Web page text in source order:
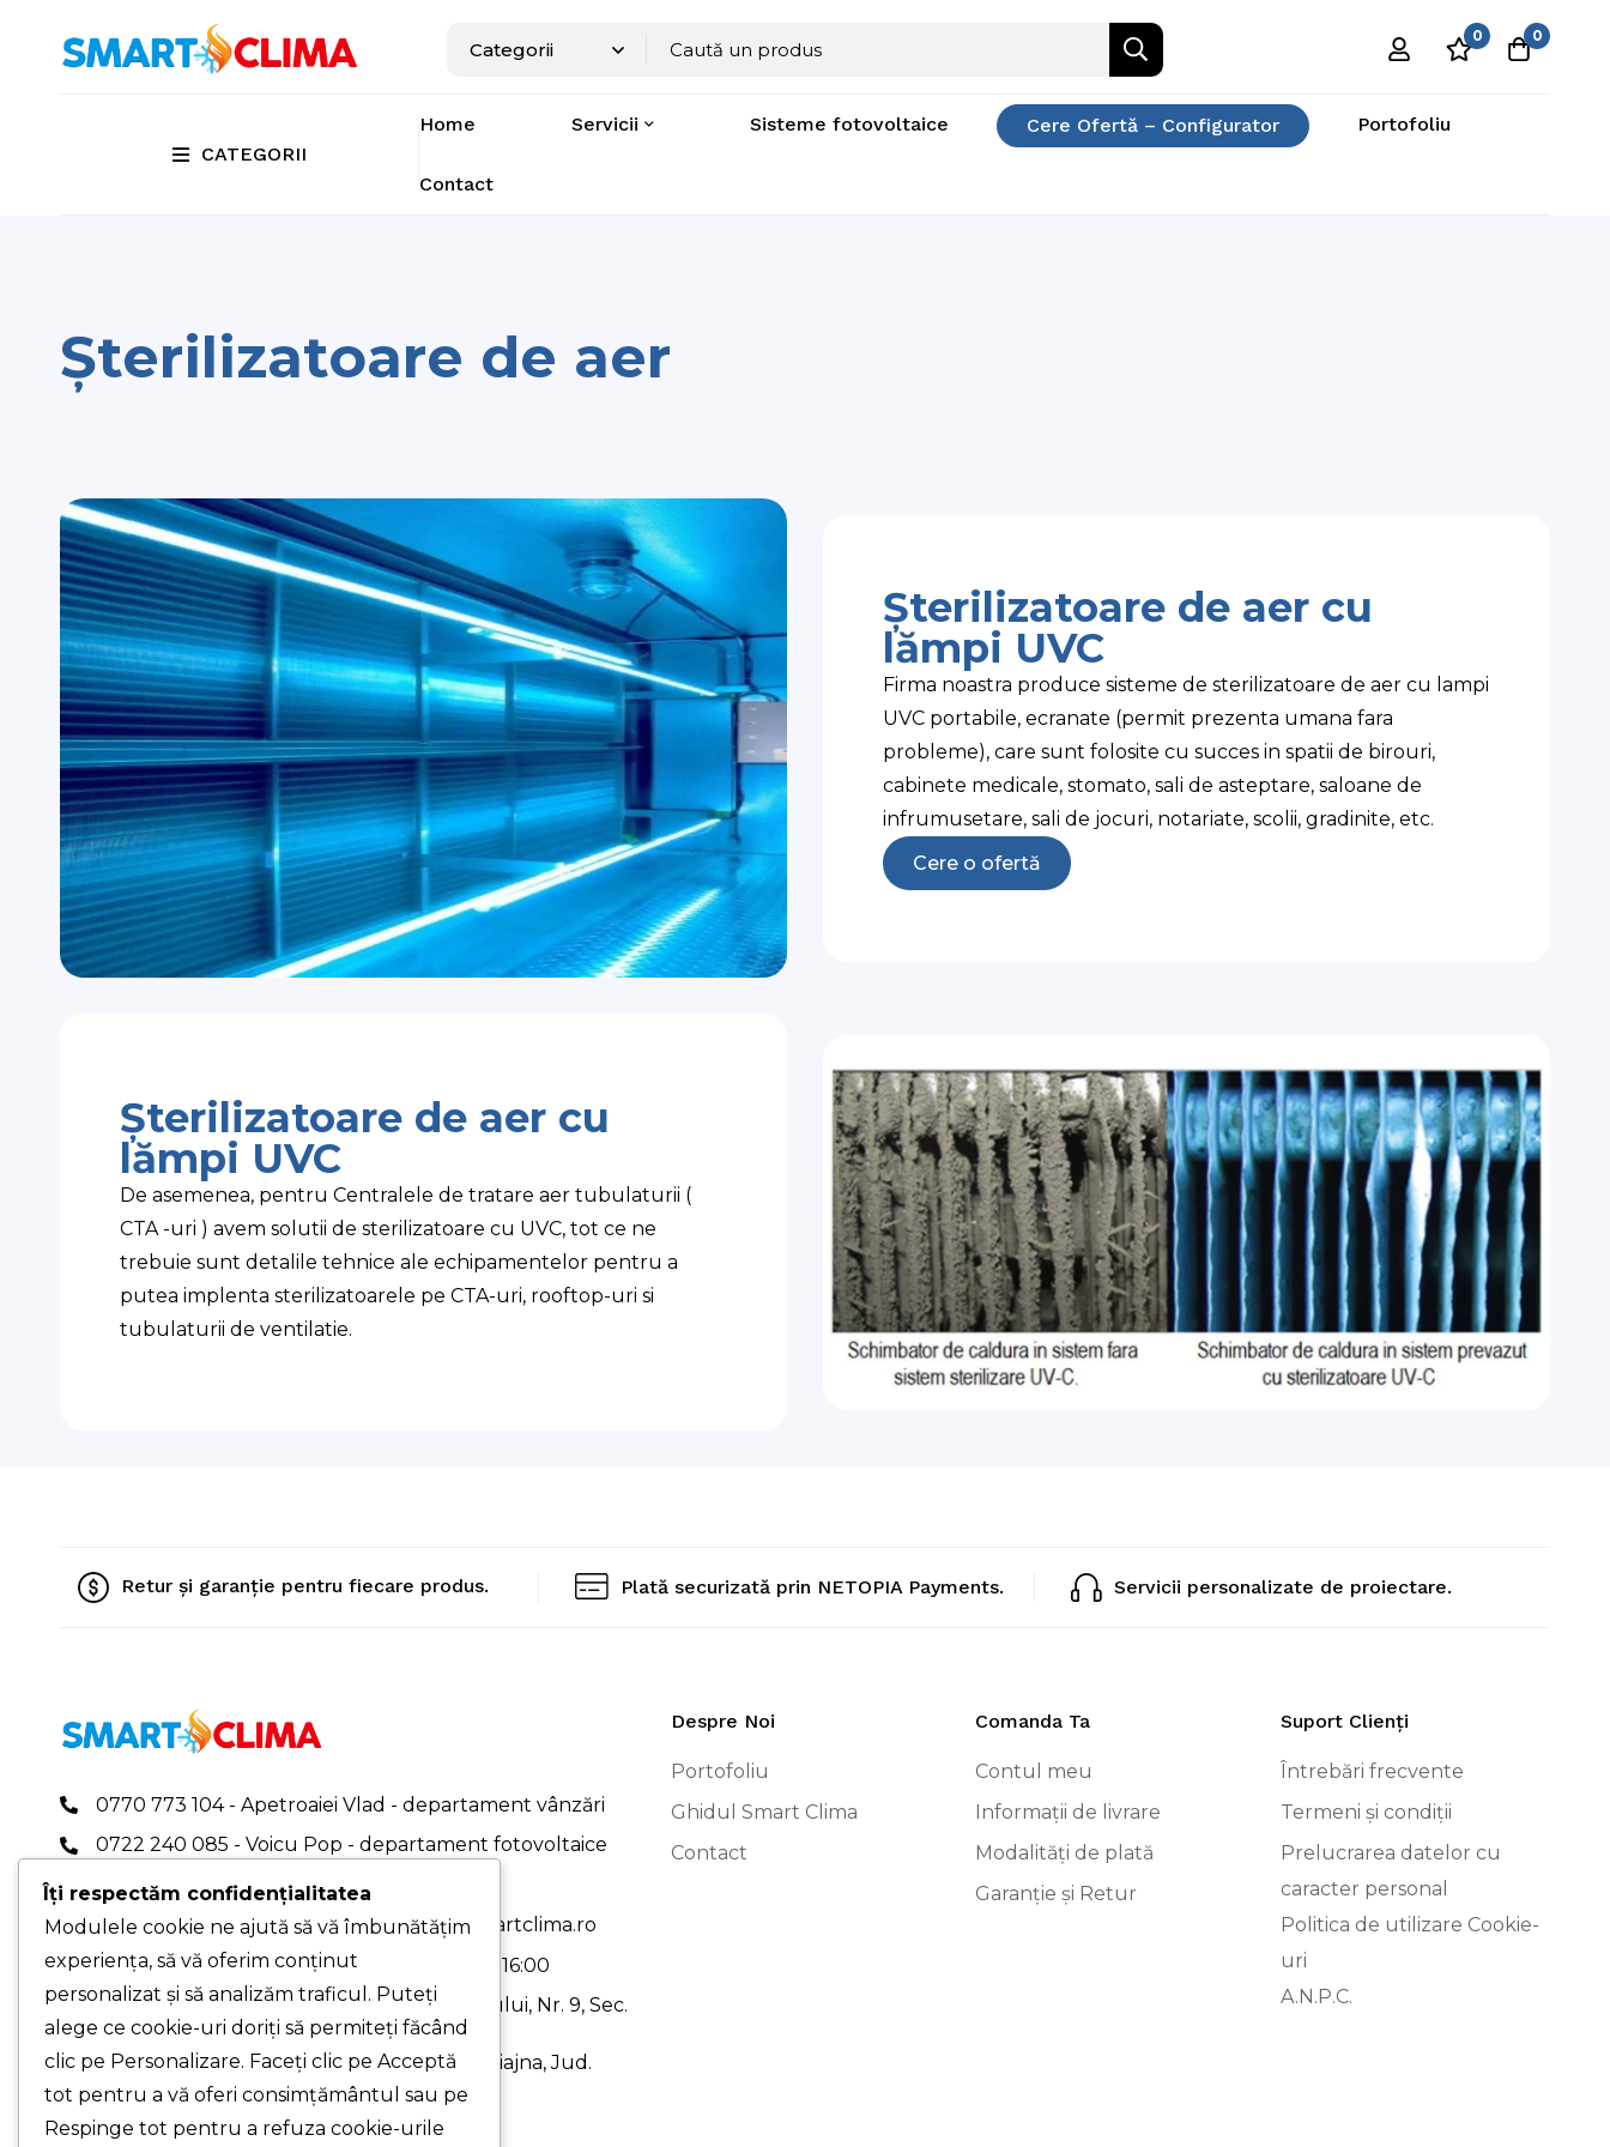
0 0
CATEGORII
Home Servicii Sisteme fotovoltaice Cere Ofertă – Configurator Portofoliu
Contact
Șterilizatoare de aer
Șterilizatoare de aer cu
lămpi UVC
Firma noastra produce sisteme de sterilizatoare de aer cu lampi
UVC portabile, ecranate (permit prezenta umana fara
probleme), care sunt folosite cu succes in spatii de birouri,
cabinete medicale, stomato, sali de asteptare, saloane de
infrumusetare, sali de jocuri, notariate, scolii, gradinite, etc.
Cere o ofertă
Șterilizatoare de aer cu
lămpi UVC
De asemenea, pentru Centralele de tratare aer tubulaturii (
CTA -uri ) avem solutii de sterilizatoare cu UVC, tot ce ne
trebuie sunt detalile tehnice ale echipamentelor pentru a
putea implenta sterilizatoarele pe CTA-uri, rooftop-uri si
tubulaturii de ventilatie.
Retur și garanție pentru fiecare produs. Plată securizată prin NETOPIA Payments. Servicii personalizate de proiectare.
0770 773 104 - Apetroaiei Vlad - departament vânzări
0722 240 085 - Voicu Pop - departament fotovoltaice
0767 409 696
office.smartclima@gmail.com|office@smartclima.ro
PROGRAM DE LUCRU: Luni-Vineri - 08:00-16:00
PUNCT DE LUCRU PRINCIPAL - Str. Pelinului, Nr. 9, Sec.
3, București
PUNCT DE LUCRU - Drumul Gării, Nr. 1, Chiajna, Jud.
Ilfov (cu programare)
Despre Noi
Portofoliu
Ghidul Smart Clima
Contact
Comanda Ta
Contul meu
Informații de livrare
Modalități de plată
Garanție și Retur
Suport Clienți
Întrebări frecvente
Termeni și condiții
Prelucrarea datelor cu
caracter personal
Politica de utilizare Cookie-
uri
A.N.P.C.
Îți respectăm confidențialitatea
Modulele cookie ne ajută să vă îmbunătățim
experiența, să vă oferim conținut
personalizat și să analizăm traficul. Puteți
alege ce cookie-uri doriți să permiteți făcând
clic pe Personalizare. Faceți clic pe Acceptă
tot pentru a vă oferi consimțământul sau pe
Respinge tot pentru a refuza cookie-urile